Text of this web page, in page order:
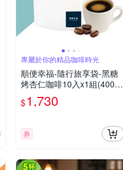
專屬於你的精品咖啡時光
順便幸福-隨行旅享袋-黑糖
烤杏仁咖啡10入x1組(400ml
濾袋 旅行 沖泡)
$1,730
券